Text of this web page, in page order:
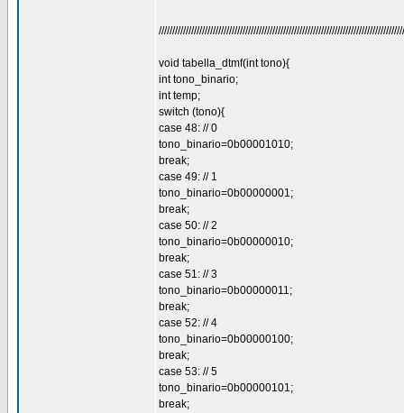
void tabella_dtmf(int tono){
int tono_binario;
int temp;
switch (tono){
case 48: // 0
tono_binario=0b00001010;
break;
case 49: // 1
tono_binario=0b00000001;
break;
case 50: // 2
tono_binario=0b00000010;
break;
case 51: // 3
tono_binario=0b00000011;
break;
case 52: // 4
tono_binario=0b00000100;
break;
case 53: // 5
tono_binario=0b00000101;
break;